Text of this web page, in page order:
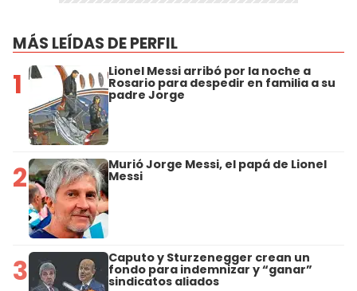
MÁS LEÍDAS DE PERFIL
1 Lionel Messi arribó por la noche a
Rosario para despedir en familia a su
padre Jorge
2 Murió Jorge Messi, el papá de Lionel
Messi
3 Caputo y Sturzenegger crean un
fondo para indemnizar y “ganar”
sindicatos aliados